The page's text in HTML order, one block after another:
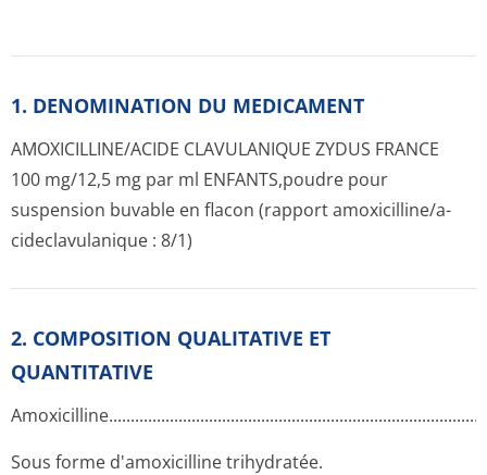
1. DENOMINATION DU MEDICAMENT
AMOXICILLINE/ACIDE CLAVULANIQUE ZYDUS FRANCE
100 mg/12,5 mg par ml ENFANTS,poudre pour
suspension buvable en flacon (rapport amoxicilline/a­
cideclavulani­que : 8/1)
2. COMPOSITION QUALITATIVE ET
QUANTITATIVE
Sous forme d'amoxicilline trihydratée.